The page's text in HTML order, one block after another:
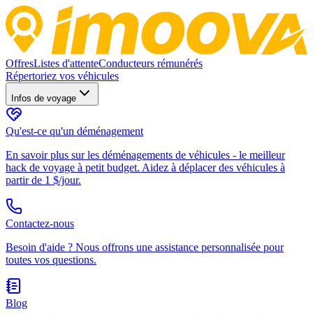
OffresListes d'attenteConducteurs rémunérés
Répertoriez vos véhicules
Infos de voyage
Qu'est-ce qu'un déménagement
En savoir plus sur les déménagements de véhicules - le meilleur
hack de voyage à petit budget. Aidez à déplacer des véhicules à
partir de 1 $/jour.
Contactez-nous
Besoin d'aide ? Nous offrons une assistance personnalisée pour
toutes vos questions.
Blog